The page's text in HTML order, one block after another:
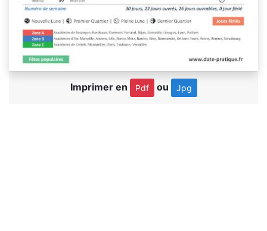
Imprimer en Pdf ou Jpg